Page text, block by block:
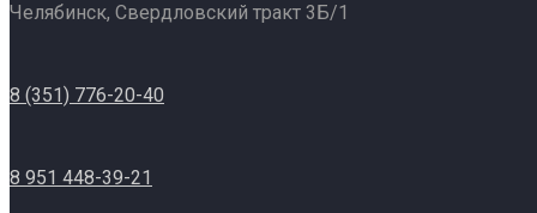
Челябинск, Свердловский тракт 3Б/1
8 (351) 776-20-40
8 951 448-39-21